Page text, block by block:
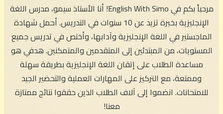
مرحباً بكم في English With Simo! أنا الأستاذ سيمو، مدرس اللغة
الإنجليزية بخبرة تزيد عن 10 سنوات في التدريس. أحمل شهادة
الماجستير في اللغة الإنجليزية وآدابها، وأختص في تدريس جميع
المستويات، من المبتدئين إلى المتقدمين والمتمكنين. هدفي هو
مساعدة الطلاب على إتقان اللغة الإنجليزية بطريقة سهلة
وممتعة، مع التركيز على المهارات العملية والتحضير الجيد
للامتحانات. انضموا إلى آلاف الطلاب الذين حققوا نتائج ممتازة
معنا!